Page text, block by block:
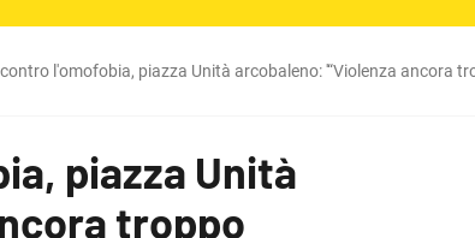
l'omofobia, piazza Unità arcobaleno: '“Violenza ancora
piazza Unità
troppo